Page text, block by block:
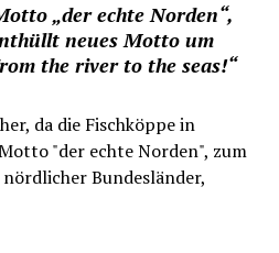
„der echte Norden“,
neues Motto um
the river to the seas!“
da die Fischköppe in
"der echte Norden", zum
Bundesländer,